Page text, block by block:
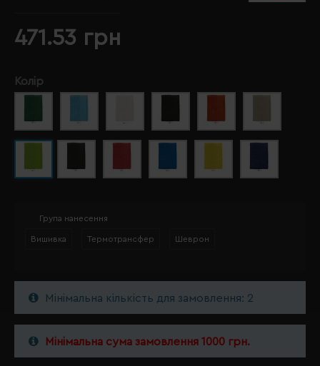
471.53 грн
Колір
Група нанесення
Вишивка Термотрансфер Шеврон
Мінімальна кількість для замовлення: 2
Мінімальна сума замовлення 1000 грн.